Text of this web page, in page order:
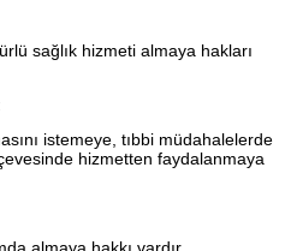
sağlık hizmeti almaya hakları
istemeye, tıbbi müdahalelerde
hizmetten faydalanmaya
almaya,hakkı vardır.